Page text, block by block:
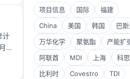
计
项目信息 国际
福建
China
美国 韩国
巴
万华化学
聚氨酯
产能扩
阿联酋
MDI 上海
科
比利时
Covestro
TDI